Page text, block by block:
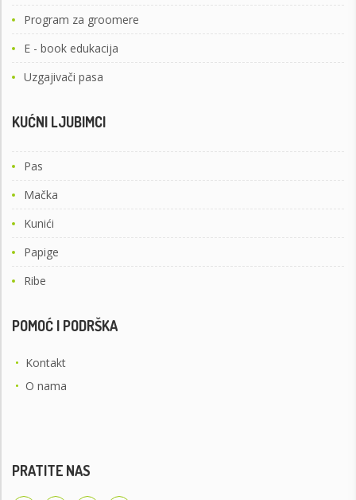
Program za groomere
E - book edukacija
Uzgajivači pasa
KUĆNI LJUBIMCI
Pas
Mačka
Kunići
Papige
Ribe
POMOĆ I PODRŠKA
• Kontakt
• O nama
PRATITE NAS